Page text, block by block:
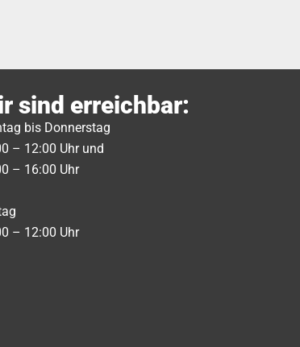
sind erreichbar:
bis Donnerstag
– 12:00 Uhr und
– 16:00 Uhr
– 12:00 Uhr